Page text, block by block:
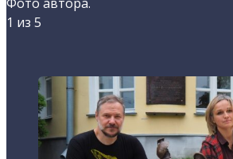
1 из 5